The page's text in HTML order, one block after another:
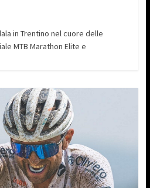
in Trentino nel cuore delle
MTB Marathon Elite e